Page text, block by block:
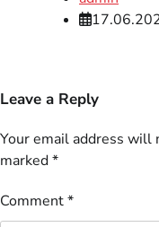
Leave a Reply
Your email address will
marked*
Comment*